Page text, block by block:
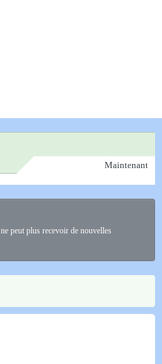
Maintenant
peut plus recevoir de nouvelles